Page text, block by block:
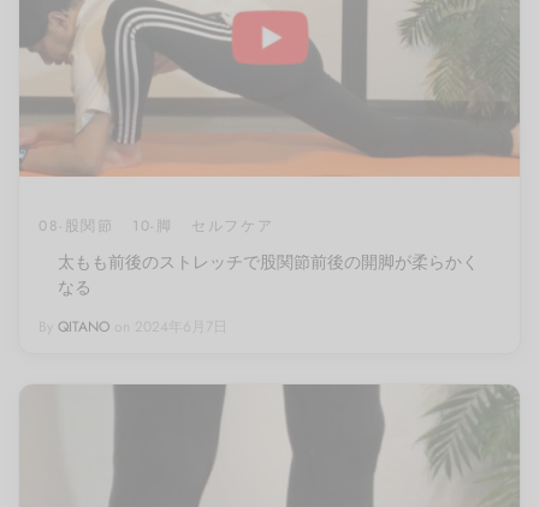
08-股関節 10-脚 セルフケア
太もも前後のストレッチで股関節前後の開脚が柔らかく
なる
QITANO